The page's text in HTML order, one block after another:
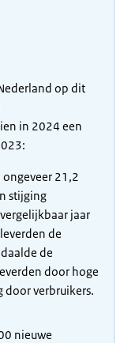
op dit
in 2024 een
21,2
stijging
jaar
de
de
door hoge
door verbruikers.
nieuwe